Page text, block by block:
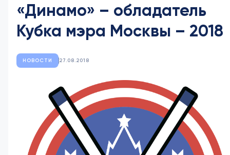
«Динамо» – обладатель
Кубка мэра Москвы – 2018
НОВОСТИ 27.08.2018